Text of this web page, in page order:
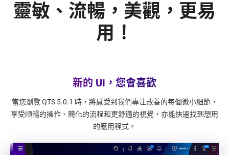
靈敏、流暢，美觀，更易
用！
新的 UI，您會喜歡
當您瀏覽 QTS 5.0.1 時，將感受到我們專注改善的每個微小細節，
享受順暢的操作、簡化的流程和更舒適的視覺，亦能快速找到想用
的應用程式。